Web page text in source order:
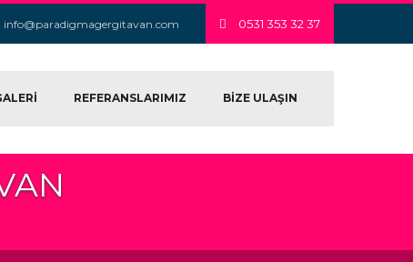
info@paradigmagergitavan.com 0531 353 32 37
REFERANSLARIMIZ BİZE ULAŞIN